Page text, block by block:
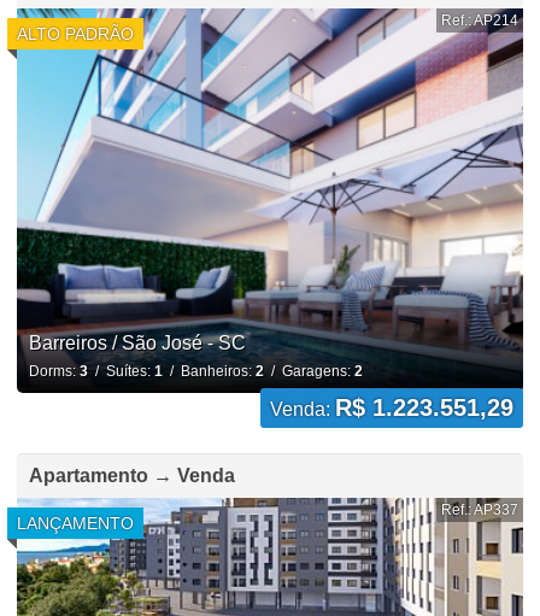
ALTO PADRÃO
Ref.: AP214
Barreiros / São José - SC
Dorms: 3/ Suítes: 1/ Banheiros: 2/ Garagens:2
Venda: R$ 1.223.551,29
Apartamento → Venda
LANÇAMENTO
Ref.: AP337